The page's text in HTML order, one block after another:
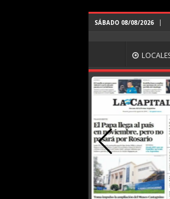
SÁBADO 08/08/2026